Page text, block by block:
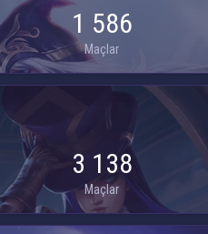
1 586
Maçlar
3 138
Maçlar